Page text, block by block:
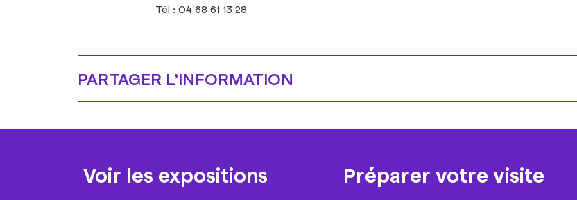
Tél : 04 68 61 13 28
PARTAGER L’INFORMATION
Voir les expositions Préparer votre visite